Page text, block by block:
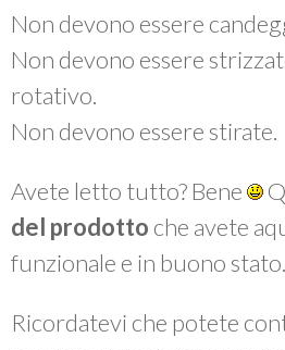
Non devono essere
Non devono essere
rotativo.
Non devono essere stirate.
Avete letto tutto? Bene
del prodotto che avete
funzionale e in buono
Ricordatevi che potete